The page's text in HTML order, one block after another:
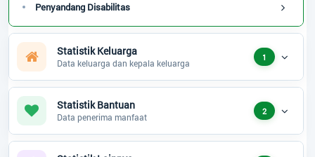
Penyandang Disabilitas
Statistik Keluarga
Data keluarga dan kepala keluarga
1
Statistik Bantuan
Data penerima manfaat
2